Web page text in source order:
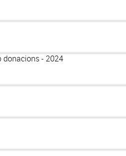
donacions - 2024